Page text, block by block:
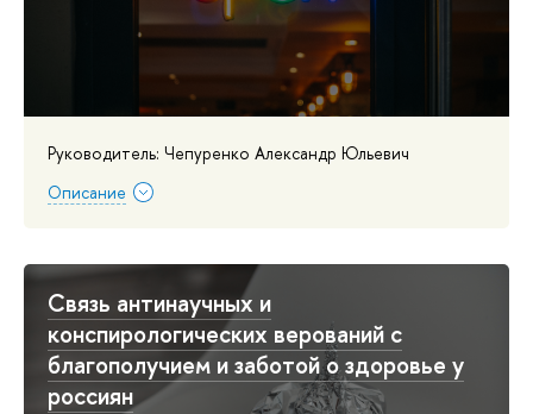
Руководитель: Чепуренко Александр Юльевич
Описание
Связь антинаучных и
конспирологических верований с
благополучием и заботой о здоровье у
россиян